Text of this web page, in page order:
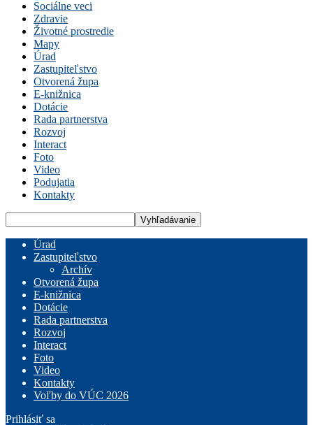
Sociálne veci
Zdravie
Životné prostredie
Mapy
Úrad
Zastupiteľstvo
Otvorená župa
E-knižnica
Dotácie
Rada partnerstva
Rozvoj
Interact
Foto
Video
Podujatia
Kontakty
Úrad
Zastupiteľstvo
Archív
Otvorená župa
E-knižnica
Dotácie
Rada partnerstva
Rozvoj
Interact
Foto
Video
Kontakty
Voľby do VÚC 2026
Prihlásiť sa